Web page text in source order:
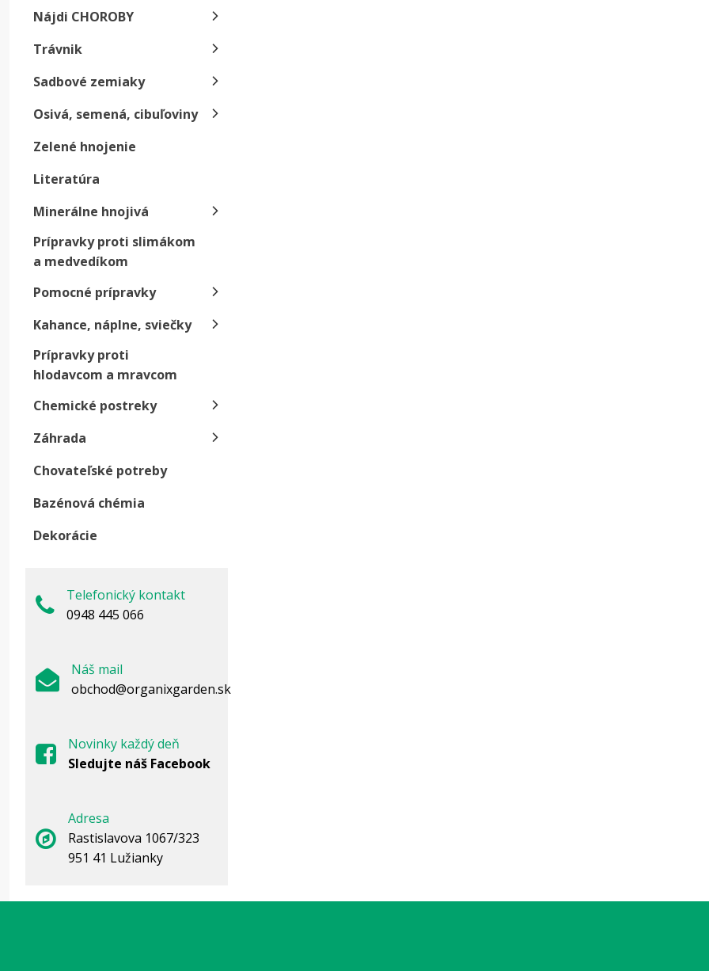
Nájdi CHOROBY
Trávnik
Sadbové zemiaky
Osivá, semená, cibuľoviny
Zelené hnojenie
Literatúra
Minerálne hnojivá
Prípravky proti slimákom
a medvedíkom
Pomocné prípravky
Kahance, náplne, sviečky
Prípravky proti
hlodavcom a mravcom
Chemické postreky
Záhrada
Chovateľské potreby
Bazénová chémia
Dekorácie
Telefonický kontakt
0948 445 066
Náš mail
obchod@organixgarden.sk
Novinky každý deň
Sledujte náš Facebook
Adresa
Rastislavova 1067/323
951 41 Lužianky